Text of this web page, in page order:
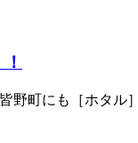
野町にも［ホタル